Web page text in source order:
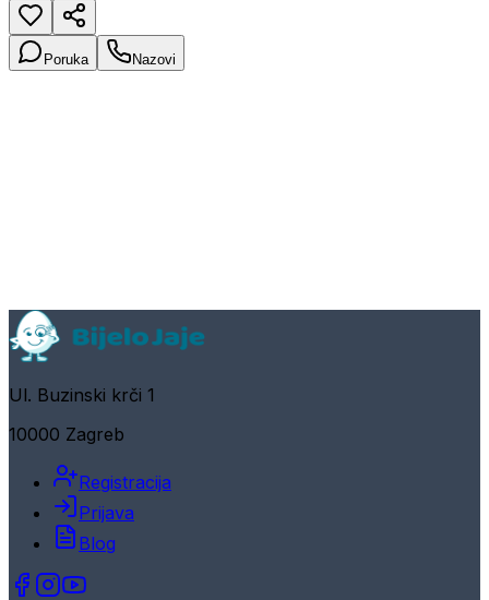
Poruka Nazovi
Ul. Buzinski krči 1
10000 Zagreb
Registracija
Prijava
Blog